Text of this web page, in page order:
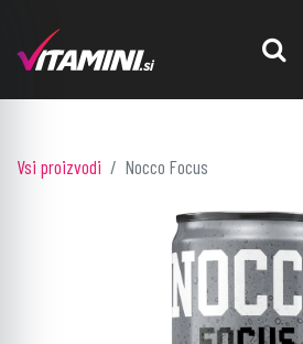
Vsi proizvodi Nocco Focus